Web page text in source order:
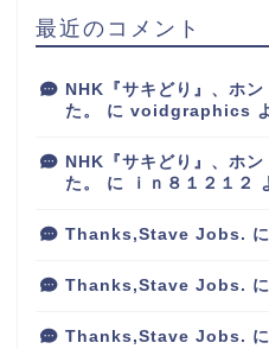
最近のコメント
NHK『サキどり』、ホ
た。
に voidgraphics
NHK『サキどり』、ホ
た。
に ｉｎ８１２１２
Thanks,Stave Jobs. に
Thanks,Stave Jobs. に
Thanks,Stave Jobs. に